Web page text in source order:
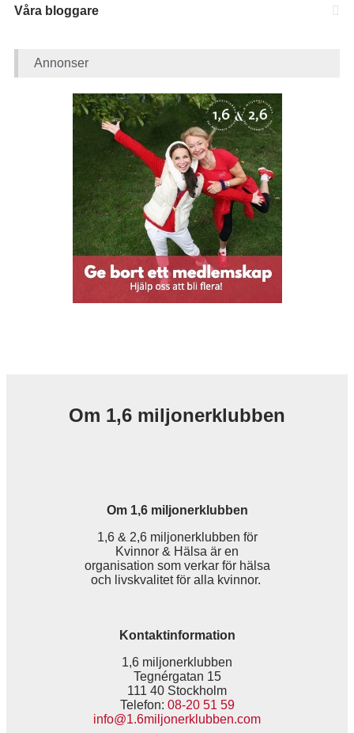
Våra bloggare
Annonser
Om 1,6 miljonerklubben
Om 1,6 miljonerklubben
1,6 & 2,6 miljonerklubben för
Kvinnor & Hälsa är en
organisation som verkar för hälsa
och livskvalitet för alla kvinnor.
Kontaktinformation
1,6 miljonerklubben
Tegnérgatan 15
111 40 Stockholm
Telefon: 08-20 51 59
info@1.6miljonerklubben.com